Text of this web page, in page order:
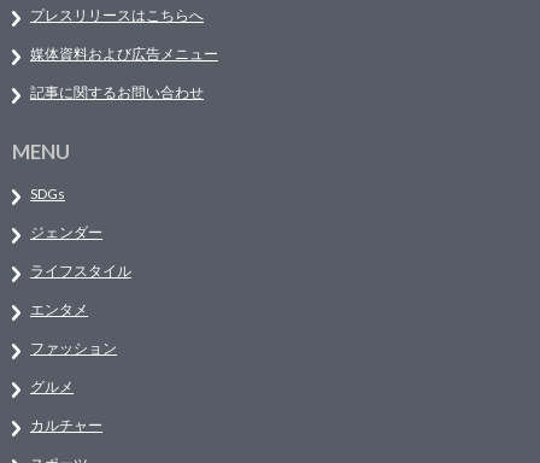
プレスリリースはこちらへ
媒体資料および広告メニュー
記事に関するお問い合わせ
MENU
SDGs
ジェンダー
ライフスタイル
エンタメ
ファッション
グルメ
カルチャー